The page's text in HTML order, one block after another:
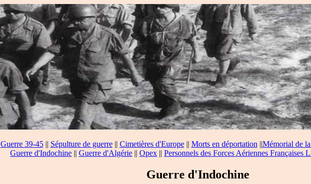
Guerre 39-45|| Sépulture de guerre|| Cimetières d'Europe|| Morts en déportation ||Mémorial de
Guerre d'Indochine || Guerre d'Algérie || Opex || Personnels des Forces Aériennes Françaises
Guerre d'Indochine